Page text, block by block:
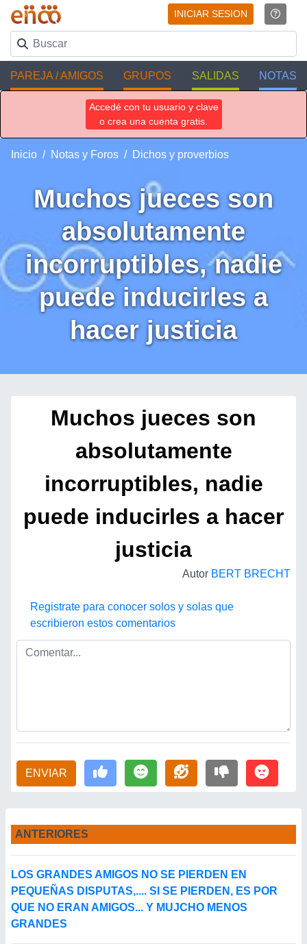
INICIAR SESION
PAREJA / AMIGOS GRUPOS SALIDAS NOTAS
Accedé con tu usuario y clave
o crea una cuenta gratis.
Inicio Notas y Foros Dichos y proverbios
Muchos jueces son
absolutamente
incorruptibles, nadie
puede inducirles a
hacer justicia
Muchos jueces son
absolutamente
incorruptibles, nadie
puede inducirles a hacer
justicia
Autor BERT BRECHT
Registrate para conocer solos y solas que
escribieron estos comentarios
ENVIAR
ANTERIORES
LOS GRANDES AMIGOS NO SE PIERDEN EN
PEQUEÑAS DISPUTAS,.... SI SE PIERDEN, ES POR
QUE NO ERAN AMIGOS... Y MUJCHO MENOS
GRANDES